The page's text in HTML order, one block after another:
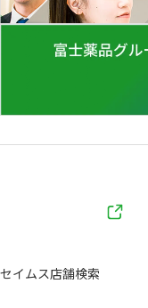
セイムス店舗検索